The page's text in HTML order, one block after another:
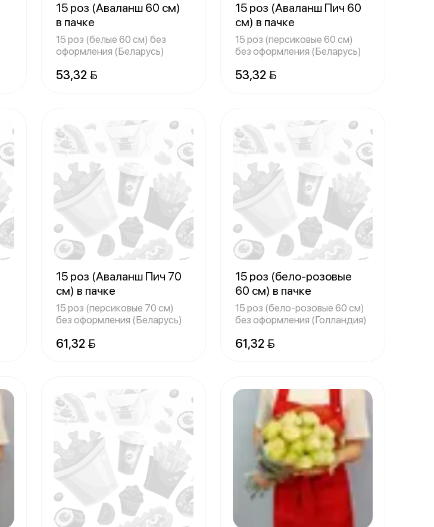
15 роз (Аваланш 60 см)
в пачке
15 роз (белые 60 см) без
оформления (Беларусь)
53,32 
15 роз (Аваланш Пич 60
см) в пачке
15 роз (персиковые 60 см)
без оформления (Беларусь)
53,32 
15 роз (Аваланш Пич 70
см) в пачке
15 роз (персиковые 70 см)
без оформления (Беларусь)
61,32 
15 роз (бело-розовые
60 см) в пачке
15 роз (бело-розовые 60 см)
без оформления (Голландия)
61,32 